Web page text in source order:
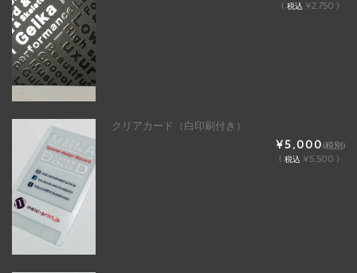
( 税込 ¥2,750 )
クリアカード（白印刷付き）
¥5,000(税別)
( 税込 ¥5,500 )